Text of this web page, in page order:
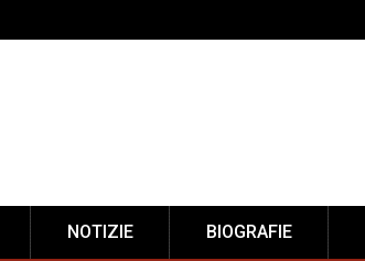
NOTIZIE BIOGRAFIE